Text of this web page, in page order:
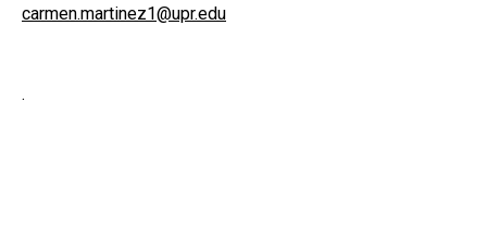
carmen.martinez1@upr.edu
.